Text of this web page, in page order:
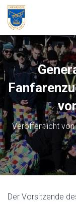
Veröffentlicht von
Der Vorsitzende